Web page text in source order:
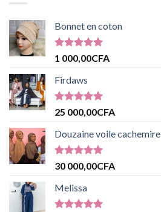
Bonnet en coton
Note 5.00
1 000,00CFA
Firdaws
Note5.00
25 000,00CFA
Douzaine voile cachemire
Note5.00
30 000,00CFA
Melissa